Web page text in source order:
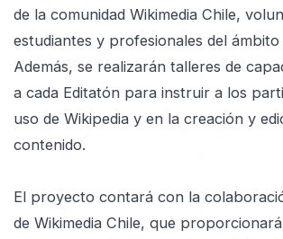
de la comunidad Wikimedia Chile,
estudiantes y profesionales del
Además, se realizarán talleres de
a cada Editatón para instruir a los
uso de Wikipedia y en la creación y
contenido.
El proyecto contará con la
de Wikimedia Chile, que